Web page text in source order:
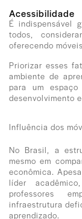
Acessibilidade
É indispensável
todos,
oferecendo
Priorizar esses
ambiente de
para um
desenvolvimento
Influência dos
No Brasil, a
mesmo em
econômica.
líder
professores
infraestrutura
aprendizado.